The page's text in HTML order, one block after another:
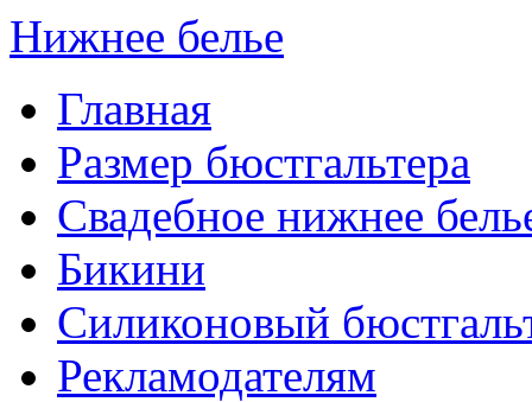
Нижнее белье
Главная
Размер бюстгальтера
Свадебное нижнее
Бикини
Силиконовый
Рекламодателям